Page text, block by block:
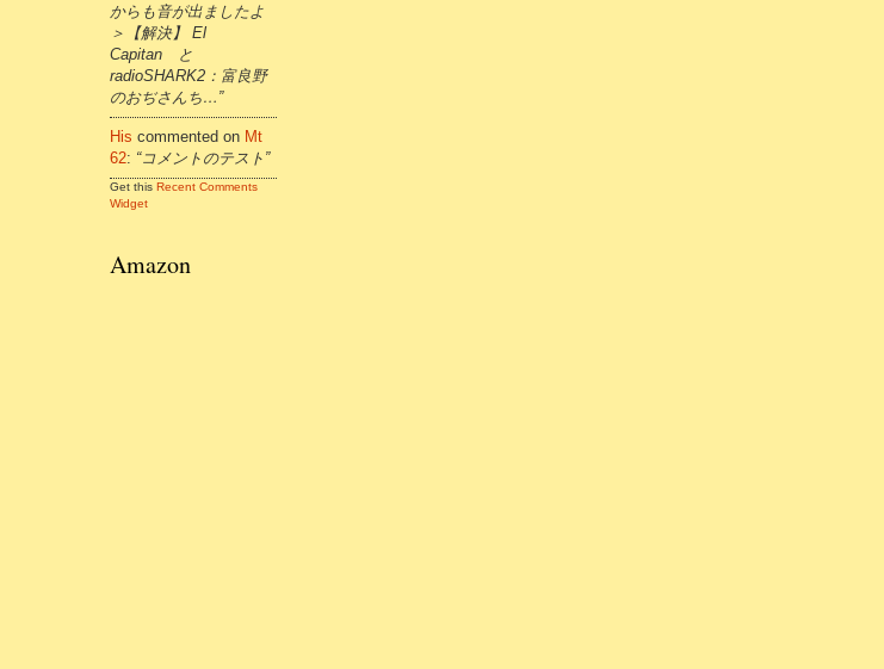
からも音が出ましたよ
＞【解決】 El
Capitan と
radioSHARK2：富良野
のおぢさんち…”
His commented on Mt
62: “コメントのテスト”
Get this Recent Comments
Widget
Amazon